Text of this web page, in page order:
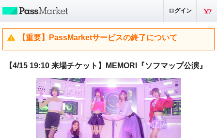
ログイン
【重要】PassMarketサービスの終了について
【4/15 19:10 来場チケット】MEMORI『ソフマップ公演』